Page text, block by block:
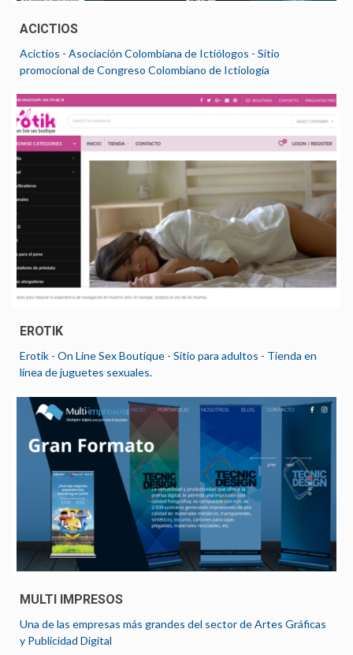
ACICTIOS
Acictios - Asociación Colombiana de Ictiólogos - Sitio
promocional de Congreso Colombiano de Ictiología
EROTIK
Erotik - On Line Sex Boutique - Sitio para adultos - Tienda en
línea de juguetes sexuales.
MULTI IMPRESOS
Una de las empresas más grandes del sector de Artes Gráficas
y Publicidad Digital